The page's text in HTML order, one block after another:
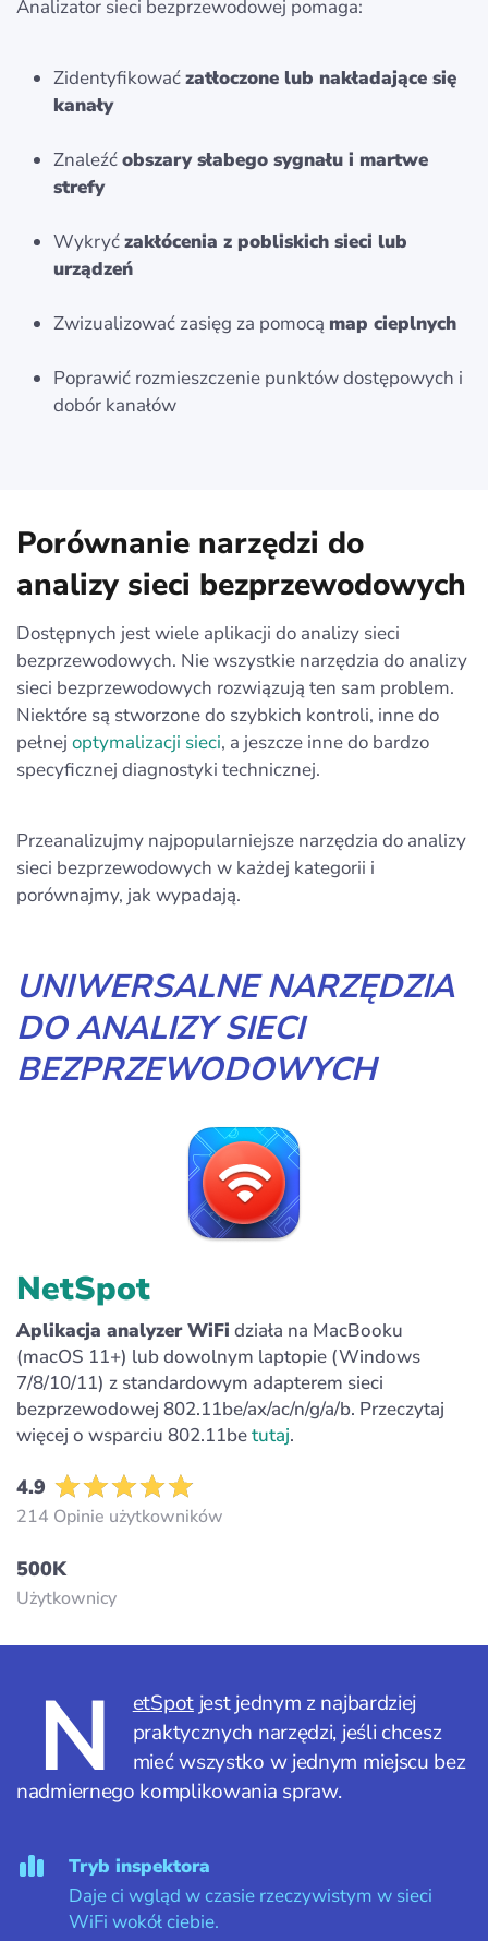
Analizator sieci bezprzewodowej pomaga:
Zidentyfikowaćzatłoczone lub nakładające się
kanały
Znaleźćobszary słabego sygnału i martwe
strefy
Wykryćzakłócenia z pobliskich sieci lub
urządzeń
Zwizualizować zasięg za pomocą map cieplnych
Poprawić rozmieszczenie punktów dostępowych i
dobór kanałów
Porównanie narzędzi do
analizy sieci bezprzewodowych
Dostępnych jest wiele aplikacji do analizy sieci
bezprzewodowych. Nie wszystkie narzędzia do analizy
sieci bezprzewodowych rozwiązują ten sam problem.
Niektóre są stworzone do szybkich kontroli, inne do
pełnej optymalizacji sieci, a jeszcze inne do bardzo
specyficznej diagnostyki technicznej.
Przeanalizujmy najpopularniejsze narzędzia do analizy
sieci bezprzewodowych w każdej kategorii i
porównajmy, jak wypadają.
UNIWERSALNE NARZĘDZIA
DO ANALIZY SIECI
BEZPRZEWODOWYCH
NetSpot
Aplikacja analyzer WiFi działa na MacBooku
(macOS 11+) lub dowolnym laptopie (Windows
7/8/10/11) z standardowym adapterem sieci
bezprzewodowej 802.11be/ax/ac/n/g/a/b. Przeczytaj
więcej o wsparciu 802.11betutaj.
4.9
214 Opinie użytkowników
500K
Użytkownicy
N etSpotjest jednym z najbardziej
praktycznych narzędzi, jeśli chcesz
mieć wszystko w jednym miejscu bez
nadmiernego komplikowania spraw.
Tryb inspektora
Daje ci wgląd w czasie rzeczywistym w sieci
WiFi wokół ciebie.